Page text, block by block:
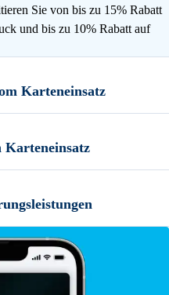
Sie von bis zu 15% Rabatt
und bis zu 10% Rabatt auf
Karteneinsatz
Karteneinsatz